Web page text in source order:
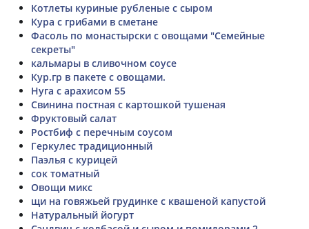
Котлеты куриные рубленые с сыром
Кура с грибами в сметане
Фасоль по монастырски с овощами "Семейные
секреты"
кальмары в сливочном соусе
Кур.гр в пакете с овощами.
Нуга с арахисом 55
Свинина постная с картошкой тушеная
Фруктовый салат
Ростбиф с перечным соусом
Геркулес традиционный
Паэлья с курицей
сок томатный
Овощи микс
щи на говяжьей грудинке с квашеной капустой
Натуральный йогурт